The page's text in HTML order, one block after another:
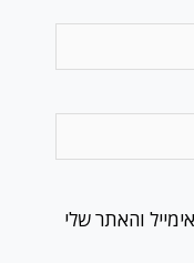
והאתר שלי